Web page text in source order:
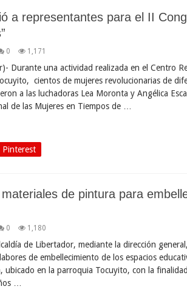
a representantes para el II
0 1,171
Durante una actividad realizada en el Centro
cientos de mujeres revolucionarias de
a las luchadoras Lea Moronta y Angélica
de las Mujeres en Tiempos de …
Pinterest
de pintura para
0 1,180
de Libertador, mediante la dirección
de embellecimiento de los espacios
ubicado en la parroquia Tocuyito, con la
…